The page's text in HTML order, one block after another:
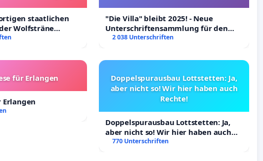
staatlichen
Wolfsträne
"Die Villa" bleibt 2025! - Neue
Unterschriftensammlung für den
Erhalt der Villa
2 038 Unterschriften
für Erlangen
Erlangen
Doppelspurausbau Lottstetten: Ja,
aber nicht so! Wir hier haben auch
Rechte!
Doppelspurausbau Lottstetten: Ja,
aber nicht so! Wir hier haben auch
Rechte!
770 Unterschriften